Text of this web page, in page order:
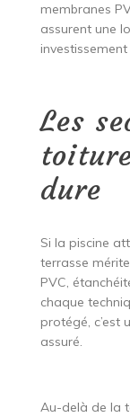
membranes
assurent une
Les
dure
Si la piscine
terrasse
PVC,
chaque
protégé, c’est
assuré.
Au-delà de la